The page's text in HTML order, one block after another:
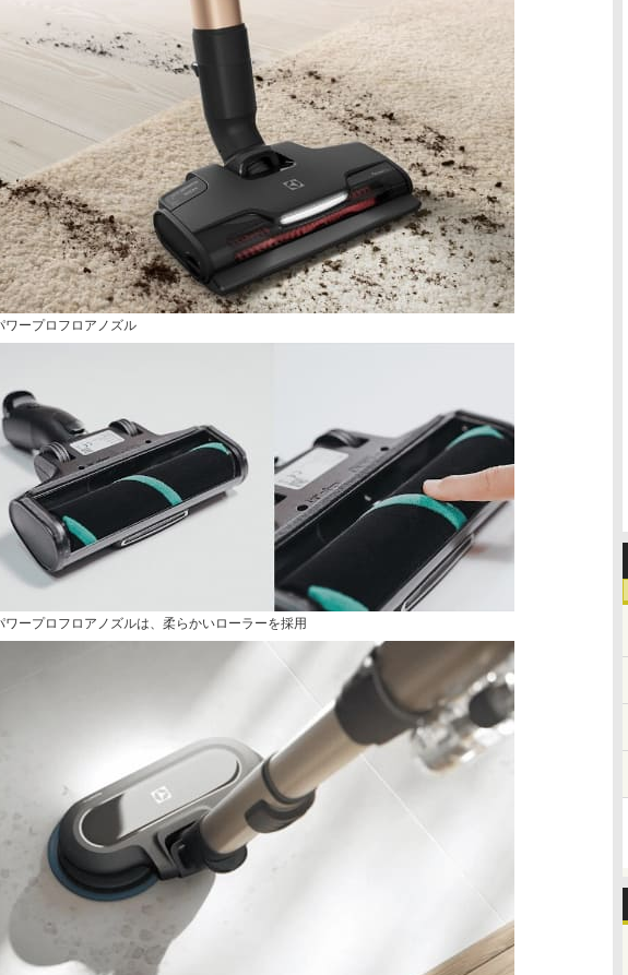
ワープロフロアノズル
ワープロフロアノズルは、柔らかいローラーを採用